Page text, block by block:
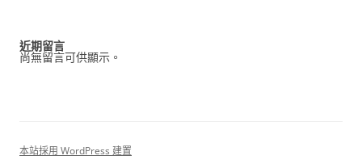
近期留言
尚無留言可供顯示。
本站採用 WordPress 建置